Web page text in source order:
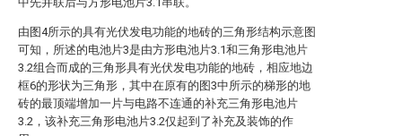
由图4所示的具有光伏发电功能的地砖的三角形结构示意图
可知，所述的电池片3是由方形电池片3.1和三角形电池片
3.2组合而成的三角形具有光伏发电功能的地砖，相应地边
框6的形状为三角形，其中在原有的图3中所示的梯形的地
砖的最顶端增加一片与电路不连通的补充三角形电池片
3.2，该补充三角形电池片3.2仅起到了补充及装饰的作